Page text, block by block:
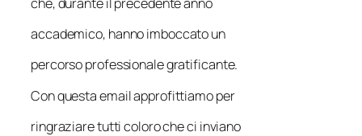
accademico, hanno imboccato un
percorso professionale gratificante.
Con questa email approfittiamo per
ringraziare tutti coloro che ci inviano